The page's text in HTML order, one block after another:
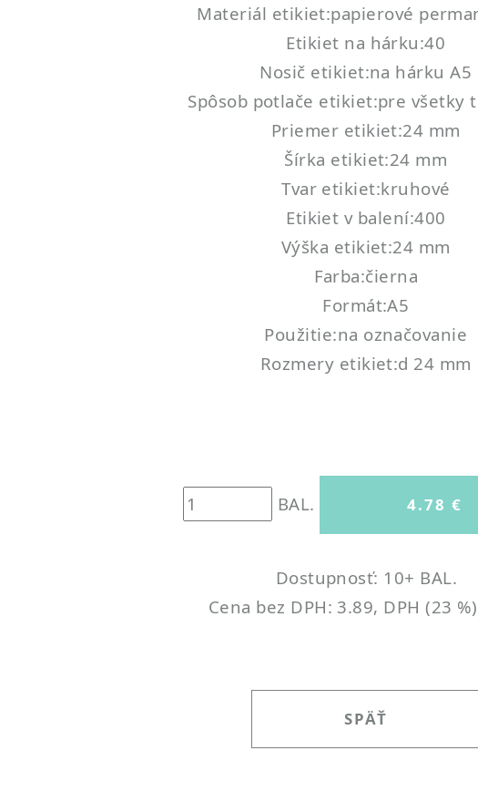
Materiál etikiet:papierové
Etikiet na hárku:40
Nosič etikiet:na hárku A5
Spôsob potlače etikiet:pre všetky
Priemer etikiet:24 mm
Šírka etikiet:24 mm
Tvar etikiet:kruhové
Etikiet v balení:400
Výška etikiet:24 mm
Farba:čierna
Formát:A5
Použitie:na označovanie
Rozmery etikiet:d 24 mm
BAL.
Dostupnosť: 10+ BAL.
Cena bez DPH: 3.89, DPH (23
SPÄŤ